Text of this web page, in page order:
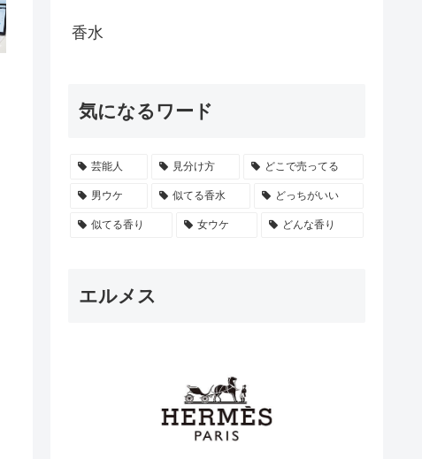
香水
気になるワード
芸能人 見分け方 どこで売ってる
男ウケ 似てる香水 どっちがいい
似てる香り 女ウケ どんな香り
エルメス